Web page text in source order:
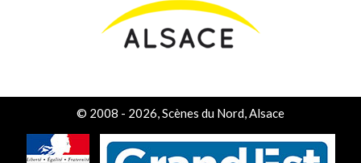
© 2008 - 2026, Scènes du Nord, Alsace